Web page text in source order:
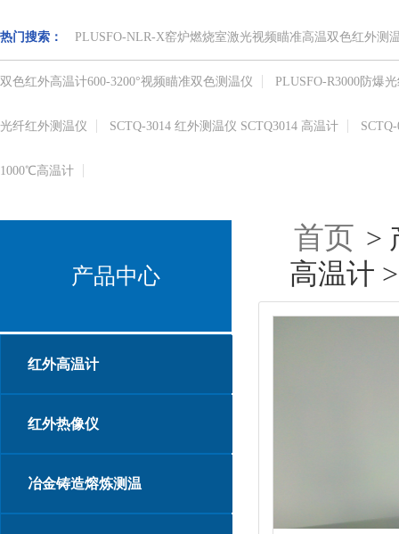
热门搜索： PLUSFO-NLR-X窑炉燃烧室激光视频瞄准高温双色红外测
双色红外高温计​600-3200°视频瞄准​双色测温仪 PLUSFO-R3000防爆
光纤红外测温仪 SCTQ-3014 红外测温仪 SCTQ3014 高温计
1000℃​高温计
产品中心
红外高温计
红外热像仪
冶金铸造熔炼测温
首页 >
高温计